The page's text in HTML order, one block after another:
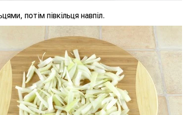
потім півкільця навпіл.